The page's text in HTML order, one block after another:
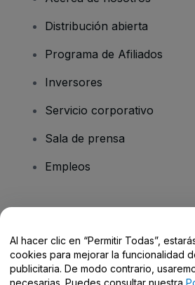
Distribución abierta
Programa de Afiliados
Inversores
Servicio corporativo
Sala de prensa
Empleos
Centro de Ayuda / Contacto
Al hacer clic en “Permitir Todas”,
cookies para mejorar la funcionalidad
publicitaria. De modo contrario,
necesarias. Puedes consultar nuestra